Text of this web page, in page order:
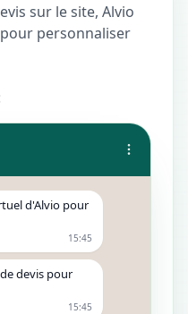
sur le site, Alvio
personnaliser
d'Alvio pour
15:45
devis pour
15:45